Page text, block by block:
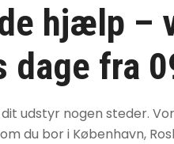
hjælp –
dage fra
udstyr nogen steder.
du bor i København,